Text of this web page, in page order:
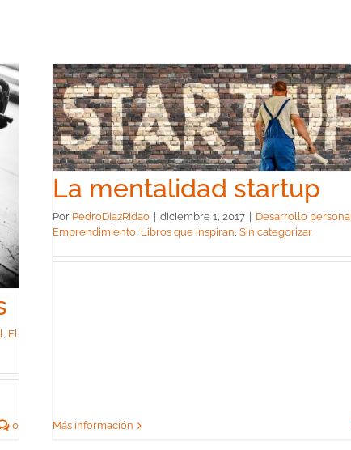
, El
0
La mentalidad startup
Por PedroDiazRidao diciembre 1, 2017 Desarrollo personal
Emprendimiento Libros que inspiran Sin categorizar
Más información